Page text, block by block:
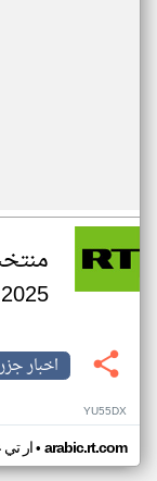
2025 من دور المجموعات
اخبار
YU55DX
ار• arabic.rt.com